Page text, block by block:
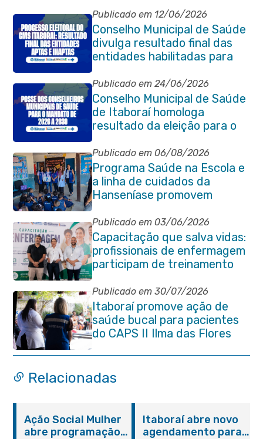
Publicado em 12/06/2026
Conselho Municipal de Saúde
divulga resultado final das
entidades habilitadas para
eleição do quadriênio 2026-
2030
Publicado em 24/06/2026
Conselho Municipal de Saúde
de Itaboraí homologa
resultado da eleição para o
quadriênio 2026–2030
Publicado em 06/08/2026
Programa Saúde na Escola e
a linha de cuidados da
Hanseníase promovem
conscientização sobre
hanseníase na E.M Adelaide
de Magalhães Seabra
Publicado em 03/06/2026
Capacitação que salva vidas:
profissionais de enfermagem
participam de treinamento
em primeiros socorros em
Itaboraí
Publicado em 30/07/2026
Itaboraí promove ação de
saúde bucal para pacientes
do CAPS II Ilma das Flores
Relacionadas
Ação Social Mulher
abre programação
Itaboraí abre novo
agendamento para